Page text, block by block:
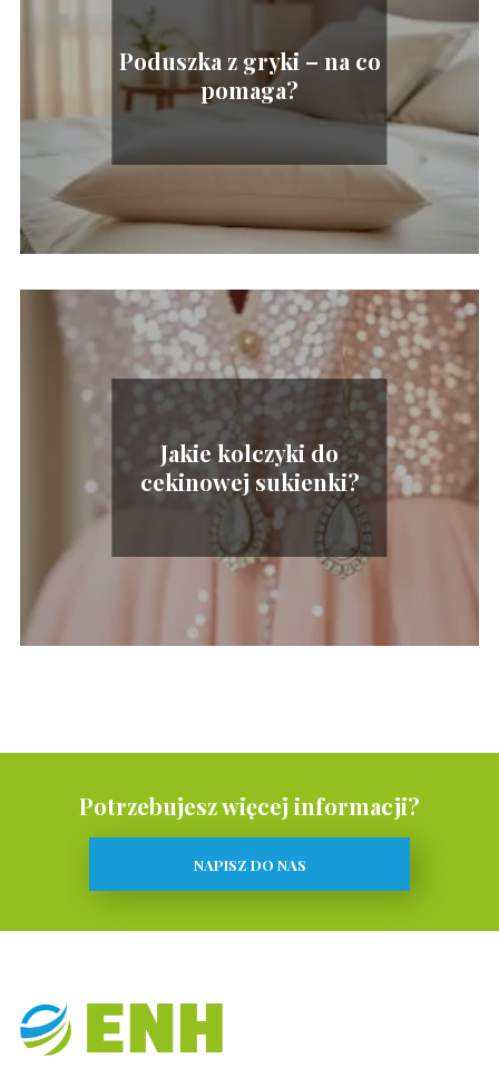
Poduszka z gryki – na co
pomaga?
Jakie kolczyki do
cekinowej sukienki?
Potrzebujesz więcej informacji?
NAPISZ DO NAS